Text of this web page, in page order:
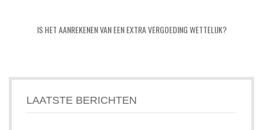
IS HET AANREKENEN VAN EEN EXTRA VERGOEDING WETTELIJK?
LAATSTE BERICHTEN